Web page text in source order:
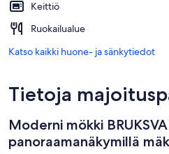
Keittiö
Ruokailualue
Katso kaikki huone- ja sänkytiedot
Tietoja
Moderni mökki
panoraamanäkymillä